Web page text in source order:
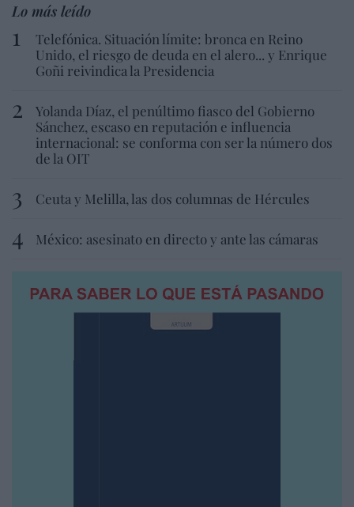
Lo más leído
Telefónica. Situación límite: bronca en Reino
Unido, el riesgo de deuda en el alero... y Enrique
Goñi reivindica la Presidencia
Yolanda Díaz, el penúltimo fiasco del Gobierno
Sánchez, escaso en reputación e influencia
internacional: se conforma con ser la número dos
de la OIT
Ceuta y Melilla, las dos columnas de Hércules
México: asesinato en directo y ante las cámaras